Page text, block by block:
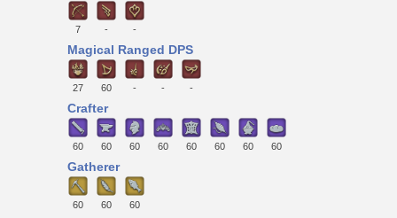
7 - -
Magical Ranged DPS
27 60 - - -
Crafter
60 60 60 60 60 60 60 60
Gatherer
60 60 60